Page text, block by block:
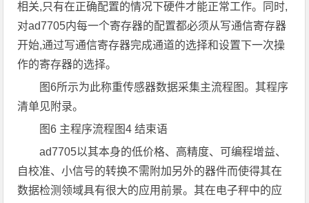
相关,只有在正确配置的情况下硬件才能正常工作。同时,
对ad7705内每一个寄存器的配置都必须从写通信寄存器
开始,通过写通信寄存器完成通道的选择和设置下一次操
作的寄存器的选择。
图6所示为此称重传感器数据采集主流程图。其程序
清单见附录。
图6 主程序流程图4 结束语
ad7705以其本身的低价格、高精度、可编程增益、
自校准、小信号的转换不需附加另外的器件而使得其在
数据检测领域具有很大的应用前景。其在电子秤中的应